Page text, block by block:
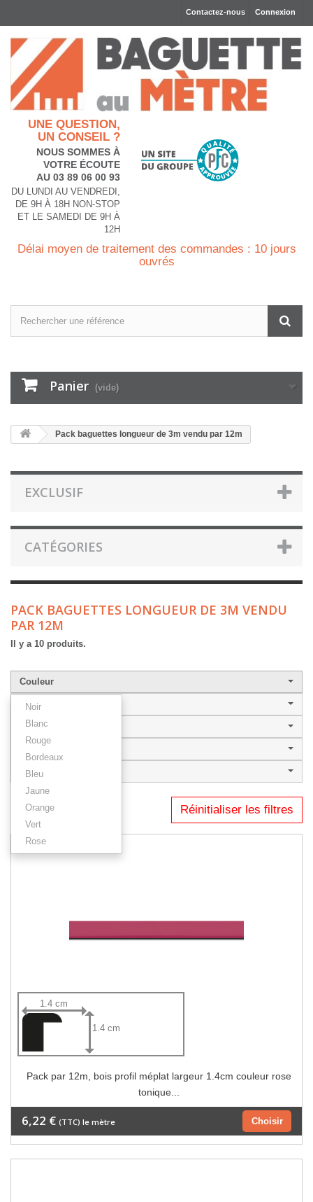
Connexion
Contactez-nous
UNE QUESTION,
UN CONSEIL ?
NOUS SOMMES À
VOTRE ÉCOUTE
AU 03 89 06 00 93
DU LUNDI AU VENDREDI,
DE 9H À 18H NON-STOP
ET LE SAMEDI DE 9H À
12H
Délai moyen de traitement des commandes : 10 jours
ouvrés
Panier (vide)
Pack baguettes longueur de 3m vendu par 12m
EXCLUSIF
CATÉGORIES
PACK BAGUETTES LONGUEUR DE 3M VENDU
PAR 12M
Il y a 10 produits.
Couleur
Noir
Blanc
Rouge
Bordeaux
Bleu
Jaune
Orange
Vert
Rose
Largeur de baguette
Style
VEGAS 15
Type
Réinitialiser les filtres
Résultats 1 - 10 sur 10.
1.4 cm
1.4 cm
Pack par 12m, bois profil méplat largeur 1.4cm couleur rose
tonique...
Choisir
6,22 € (TTC) le mètre